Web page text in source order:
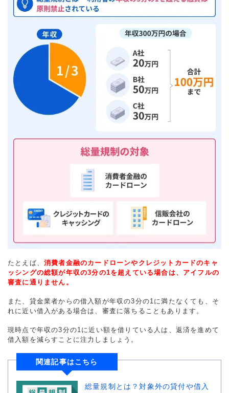
たとえば、 消費者金融のカードローンやクレジットカードのキャ
ッシングの総額が年収の3分の1を超えている場合は、アイフルの
審査に通りません。
また、貸金業者からの借入額が年収の3分の1に満たなくても、そ
れに近い借入がある場合は、審査に落ちることもあります。
現時点で年収の3分の1に近い額を借りている人は、返済を進めて
借入額を減らすことに注力しましょう。
関連記事はこちら
総量規制とは？対象外の貸付や借入